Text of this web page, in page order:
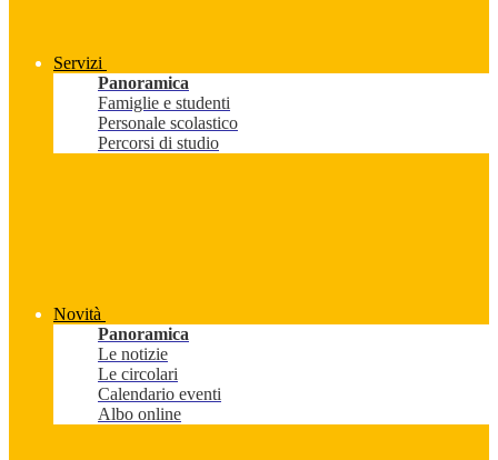
Servizi
Panoramica
Famiglie e studenti
Personale scolastico
Percorsi di studio
Novità
Panoramica
Le notizie
Le circolari
Calendario eventi
Albo online